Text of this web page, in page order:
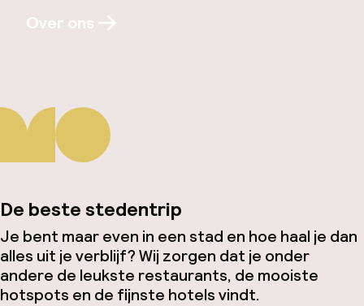
Over ons
De beste stedentrip
Je bent maar even in een stad en hoe haal je dan
alles uit je verblijf? Wij zorgen dat je onder
andere de leukste restaurants, de mooiste
hotspots en de fijnste hotels vindt.